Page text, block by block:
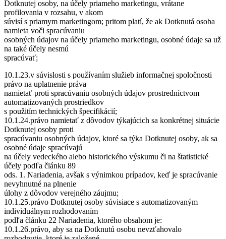
Dotknutej osoby, na účely priameho marketingu, vrátane
profilovania v rozsahu, v akom
súvisí s priamym marketingom; pritom platí, že ak Dotknutá osoba
namieta voči spracúvaniu
osobných údajov na účely priameho marketingu, osobné údaje sa už
na také účely nesmú
spracúvať;
10.1.23.v súvislosti s používaním služieb informačnej spoločnosti
právo na uplatnenie práva
namietať proti spracúvaniu osobných údajov prostredníctvom
automatizovaných prostriedkov
s použitím technických špecifikácií;
10.1.24.právo namietať z dôvodov týkajúcich sa konkrétnej situácie
Dotknutej osoby proti
spracúvaniu osobných údajov, ktoré sa týka Dotknutej osoby, ak sa
osobné údaje spracúvajú
na účely vedeckého alebo historického výskumu či na štatistické
účely podľa článku 89
ods. 1. Nariadenia, avšak s výnimkou prípadov, keď je spracúvanie
nevyhnutné na plnenie
úlohy z dôvodov verejného záujmu;
10.1.25.právo Dotknutej osoby súvisiace s automatizovaným
individuálnym rozhodovaním
podľa článku 22 Nariadenia, ktorého obsahom je:
10.1.26.právo, aby sa na Dotknutú osobu nevzťahovalo